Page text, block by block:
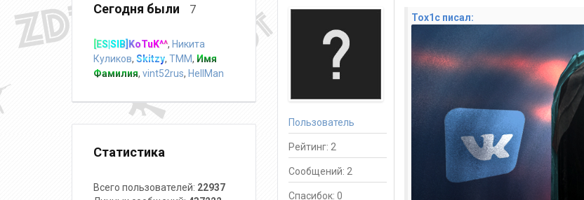
Пользователь
Рейтинг: 2
Сообщений: 2
Спасибок: 0
Tox1c писал:
Сегодня были 7
[ES|SIB]KoTuK^^, Никита
Куликов, Skitzy, TMM, Имя
Фамилия, vint52rus, HellMan
Статистика
Всего пользователей: 22937